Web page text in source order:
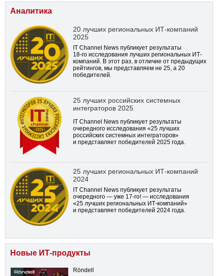
Аналитика
20 лучших региональных ИТ-компаний
2025
IT Channel News публикует результаты
18-го исследования лучших региональных ИТ-
компаний. В этот раз, в отличие от предыдущих
рейтингов, мы представляем не 25, а 20
победителей.
25 лучших российских системных
интеграторов 2025
IT Channel News публикует результаты
очередного исследования «25 лучших
российских системных интеграторов»
и представляет победителей 2025 года.
25 лучших региональных ИТ-компаний
2024
IT Channel News публикует результаты
очередного — уже 17-го! — исследования
«25 лучших региональных ИТ-компаний»
и представляет победителей 2024 года.
Новые ИТ-продукты
Röndell